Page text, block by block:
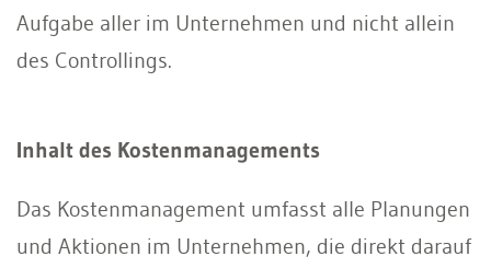
Aufgabe aller im Unternehmen und nicht allein
des Controllings.
Inhalt des Kostenmanagements
Das Kostenmanagement umfasst alle Planungen
und Aktionen im Unternehmen, die direkt darauf